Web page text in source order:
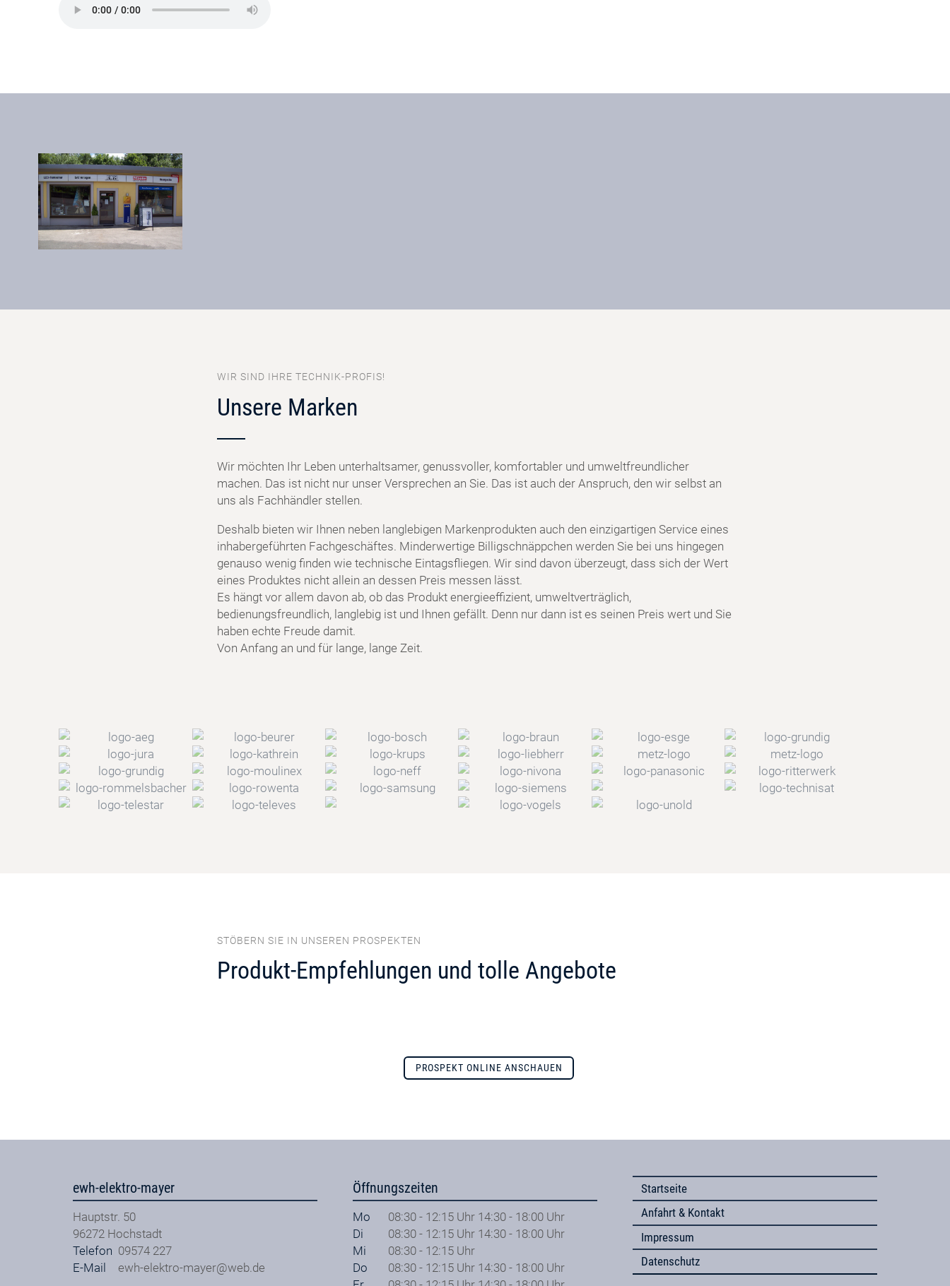
WIR SIND IHRE TECHNIK-PROFIS!
Unsere Marken
Wir möchten Ihr Leben unterhaltsamer, genussvoller, komfortabler und umweltfreundlicher
machen. Das ist nicht nur unser Versprechen an Sie. Das ist auch der Anspruch, den wir selbst an
uns als Fachhändler stellen.
Deshalb bieten wir Ihnen neben langlebigen Markenprodukten auch den einzigartigen Service eines
inhabergeführten Fachgeschäftes. Minderwertige Billigschnäppchen werden Sie bei uns hingegen
genauso wenig finden wie technische Eintagsfliegen. Wir sind davon überzeugt, dass sich der Wert
eines Produktes nicht allein an dessen Preis messen lässt.
Es hängt vor allem davon ab, ob das Produkt energieeffizient, umweltverträglich,
bedienungsfreundlich, langlebig ist und Ihnen gefällt. Denn nur dann ist es seinen Preis wert und Sie
haben echte Freude damit.
Von Anfang an und für lange, lange Zeit.
STÖBERN SIE IN UNSEREN PROSPEKTEN
Produkt-Empfehlungen und tolle Angebote
PROSPEKT ONLINE ANSCHAUEN
ewh-elektro-mayer
Hauptstr. 50
96272 Hochstadt
Telefon 09574 227
E-Mail
ewh-elektro-mayer@web.de
Öffnungszeiten
Mo
08:30 - 12:15 Uhr 14:30 - 18:00 Uhr
Di
08:30 - 12:15 Uhr 14:30 - 18:00 Uhr
Mi
08:30 - 12:15 Uhr
Do
08:30 - 12:15 Uhr 14:30 - 18:00 Uhr
Startseite
Anfahrt & Kontakt
Impressum
Datenschutz